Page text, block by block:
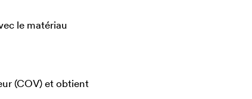
le matériau
(COV) et obtient